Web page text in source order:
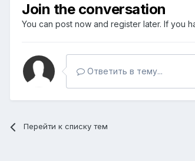
Join the conversation
You can post now and register later. If you
Ответить в тему...
Перейти к списку тем